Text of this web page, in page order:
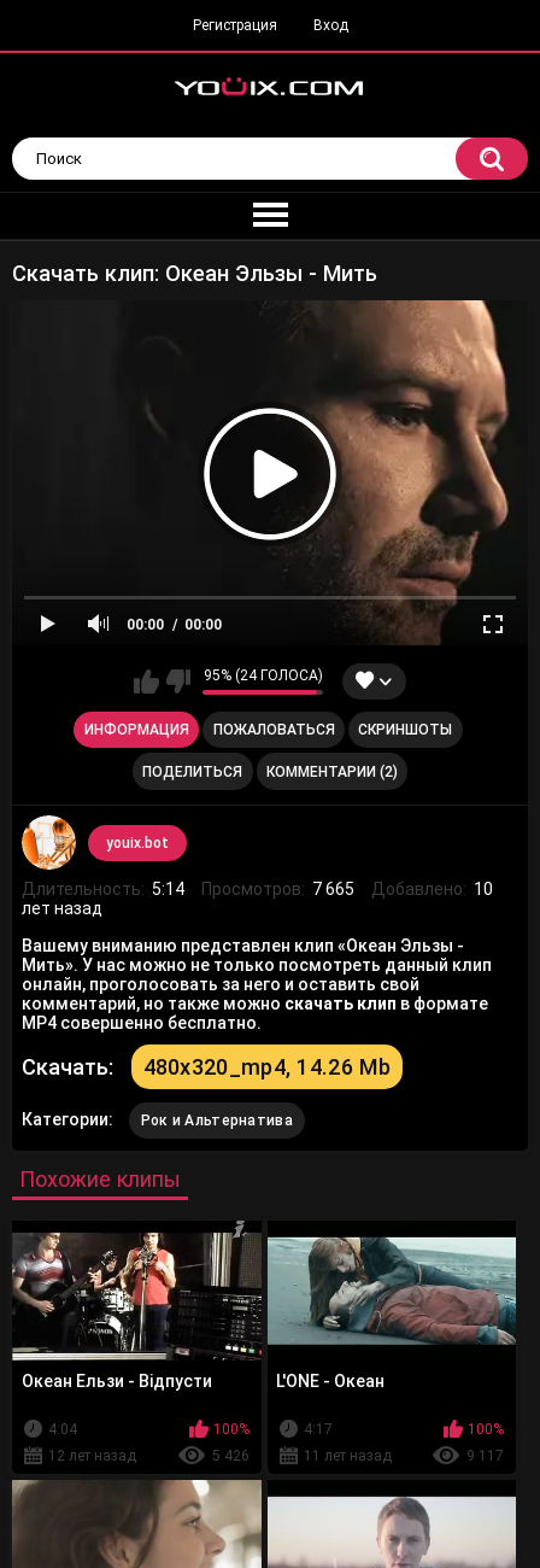
Регистрация Вход
Скачать клип: Океан Эльзы - Мить
00:00 00:00
95% (24 ГОЛОСА)
ИНФОРМАЦИЯ ПОЖАЛОВАТЬСЯ СКРИНШОТЫ
ПОДЕЛИТЬСЯ КОММЕНТАРИИ (2)
youix.bot
Длительность: 5:14 Просмотров: 7 665 Добавлено: 10
лет назад
Вашему вниманию представлен клип «Океан Эльзы -
Мить». У нас можно не только посмотреть данный клип
онлайн, проголосовать за него и оставить свой
комментарий, но также можно скачать клип в формате
MP4 совершенно бесплатно.
Скачать: 480x320_mp4, 14.26 Mb
Категории: Рок и Альтернатива
Похожие клипы
Океан Ельзи - Відпусти
4:04
100%
12 лет назад
5 426
L'ONE - Океан
4:17
100%
11 лет назад
9 117